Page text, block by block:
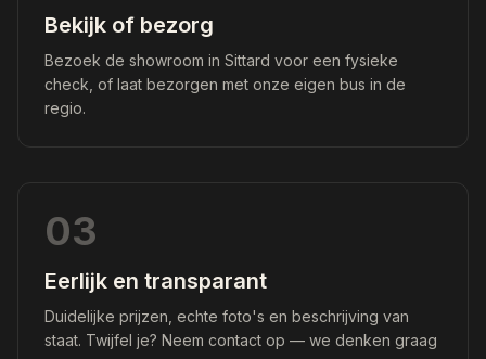
Bekijk of bezorg
Bezoek de showroom in Sittard voor een fysieke
check, of laat bezorgen met onze eigen bus in de
regio.
03
Eerlijk en transparant
Duidelijke prijzen, echte foto's en beschrijving van
staat. Twijfel je? Neem contact op — we denken graag